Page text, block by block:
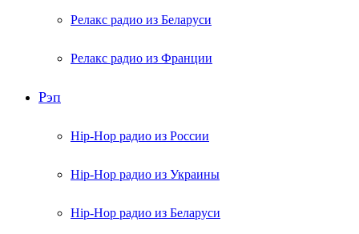
Релакс радио из Беларуси
Релакс радио из Франции
Рэп
Hip-Hop радио из России
Hip-Hop радио из Украины
Hip-Hop радио из Беларуси